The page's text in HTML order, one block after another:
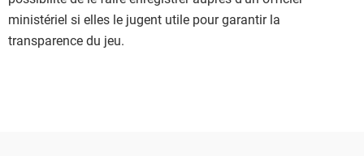
ministériel si elles le jugent utile pour garantir la
transparence du jeu.